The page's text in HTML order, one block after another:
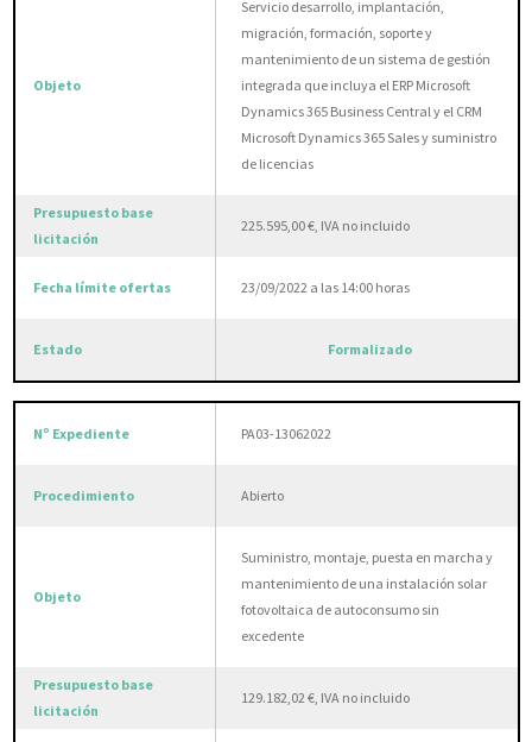
Servicio desarrollo, implantación,
migración, formación, soporte y
mantenimiento de un sistema de gestión
integrada que incluya el ERP Microsoft
Dynamics 365 Business Central y el CRM
Microsoft Dynamics 365 Sales y suministro
de licencias
225.595,00 €, IVA no incluido
23/09/2022 a las 14:00 horas
Formalizado
PA03-13062022
Abierto
Suministro, montaje, puesta en marcha y
mantenimiento de una instalación solar
fotovoltaica de autoconsumo sin
excedente
129.182,02 €, IVA no incluido